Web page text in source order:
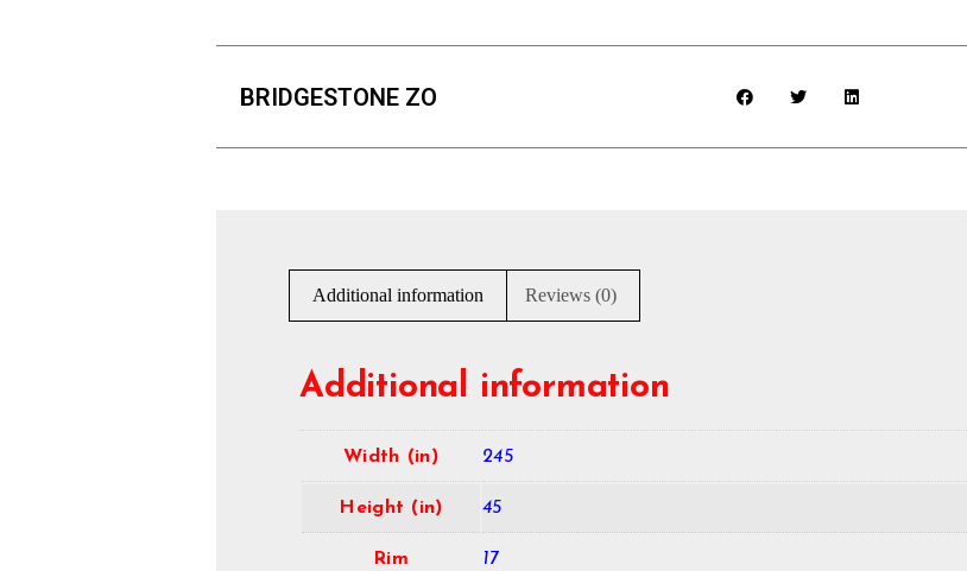
BRIDGESTONE ZO
Additional information Reviews (0)
Additional information
Width (in) 245
Height (in) 45
Rim 17